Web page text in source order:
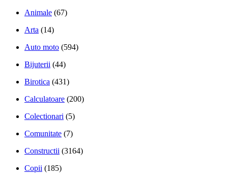
Animale (67)
Arta (14)
Auto moto (594)
Bijuterii (44)
Birotica (431)
Calculatoare (200)
Colectionari (5)
Comunitate (7)
Constructii (3164)
Copii (185)